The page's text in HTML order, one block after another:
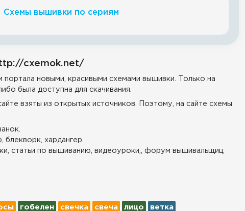
Схемы вышивки по сериям
cxemok.net/
новыми, красивыми схемами вышивки. Только на
была доступна для скачивания.
взяты из открытых источников. Поэтому, на сайте схемы
блекворк, хардангер.
статьи по вышиванию, видеоуроки,, форум вышивальщиц,
гобелен свечка свеча лицо ветка